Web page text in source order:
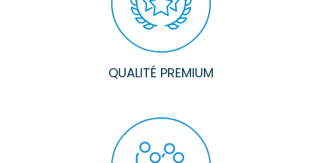
QUALITÉ PREMIUM